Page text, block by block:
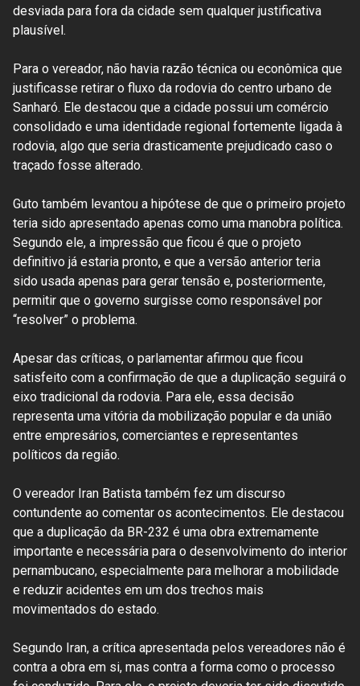
desviada para fora da cidade sem qualquer justificativa
plausível.
Para o vereador, não havia razão técnica ou econômica que
justificasse retirar o fluxo da rodovia do centro urbano de
Sanharó. Ele destacou que a cidade possui um comércio
consolidado e uma identidade regional fortemente ligada à
rodovia, algo que seria drasticamente prejudicado caso o
traçado fosse alterado.
Guto também levantou a hipótese de que o primeiro projeto
teria sido apresentado apenas como uma manobra política.
Segundo ele, a impressão que ficou é que o projeto
definitivo já estaria pronto, e que a versão anterior teria
sido usada apenas para gerar tensão e, posteriormente,
permitir que o governo surgisse como responsável por
“resolver” o problema.
Apesar das críticas, o parlamentar afirmou que ficou
satisfeito com a confirmação de que a duplicação seguirá o
eixo tradicional da rodovia. Para ele, essa decisão
representa uma vitória da mobilização popular e da união
entre empresários, comerciantes e representantes
políticos da região.
O vereador Iran Batista também fez um discurso
contundente ao comentar os acontecimentos. Ele destacou
que a duplicação da BR-232 é uma obra extremamente
importante e necessária para o desenvolvimento do interior
pernambucano, especialmente para melhorar a mobilidade
e reduzir acidentes em um dos trechos mais
movimentados do estado.
Segundo Iran, a crítica apresentada pelos vereadores não é
contra a obra em si, mas contra a forma como o processo